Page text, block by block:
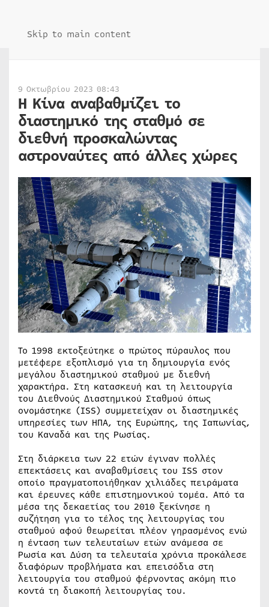
Skip to main content
9 Οκτωβρίου 2023 08:43
Η Κίνα αναβαθμίζει το
διαστημικό της σταθμό σε
διεθνή προσκαλώντας
αστροναύτες από άλλες χώρες
Το 1998 εκτοξεύτηκε ο πρώτος πύραυλος που
μετέφερε εξοπλισμό για τη δημιουργία ενός
μεγάλου διαστημικού σταθμού με διεθνή
χαρακτήρα. Στη κατασκευή και τη λειτουργία
του Διεθνούς Διαστημικού Σταθμού όπως
ονομάστηκε (ISS) συμμετείχαν οι διαστημικές
υπηρεσίες των ΗΠΑ, της Ευρώπης, της Ιαπωνίας,
του Καναδά και της Ρωσίας.
Στη διάρκεια των 22 ετών έγιναν πολλές
επεκτάσεις και αναβαθμίσεις του ISS στον
οποίο πραγματοποιήθηκαν χιλιάδες πειράματα
και έρευνες κάθε επιστημονικού τομέα. Από τα
μέσα της δεκαετίας του 2010 ξεκίνησε η
συζήτηση για το τέλος της λειτουργίας του
σταθμού αφού θεωρείται πλέον γηρασμένος ενώ
η ένταση των τελευταίων ετών ανάμεσα σε
Ρωσία και Δύση τα τελευταία χρόνια προκάλεσε
διαφόρων προβλήματα και επεισόδια στη
λειτουργία του σταθμού φέρνοντας ακόμη πιο
κοντά τη διακοπή λειτουργίας του.